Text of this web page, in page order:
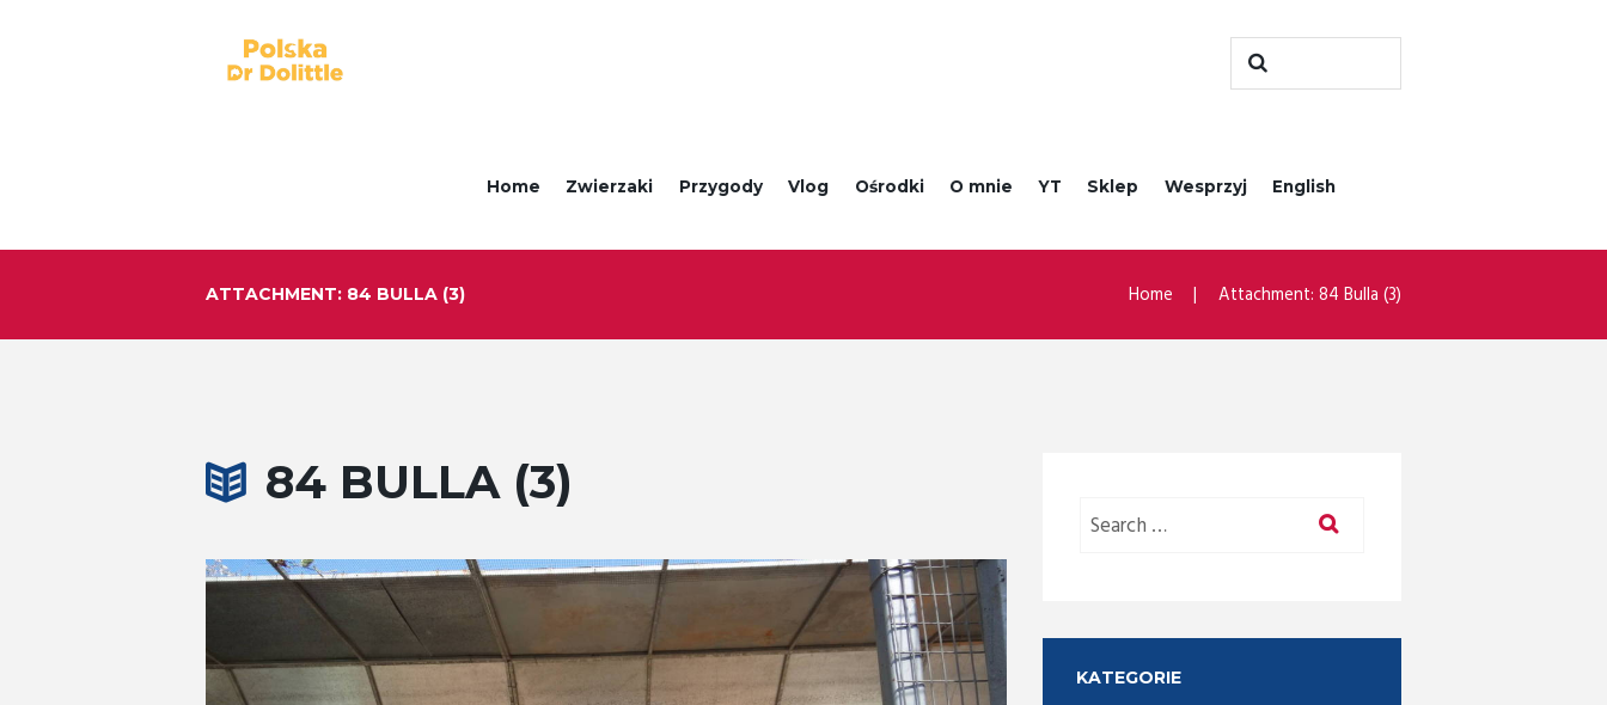
Home Zwierzaki Przygody Vlog Ośrodki O mnie YT Sklep Wesprzyj English
ATTACHMENT: 84 BULLA (3) Home Attachment: 84 Bulla (3)
84 BULLA (3)
KATEGORIE